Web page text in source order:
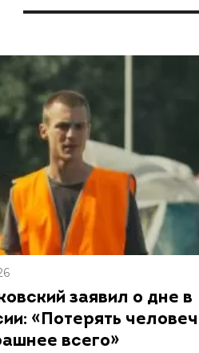
заявил о дне в
«Потерять
всего»